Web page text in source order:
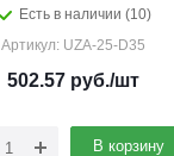
Есть в наличии (10)
Артикул: UZA-25-D35
502.57руб./шт
В корзину